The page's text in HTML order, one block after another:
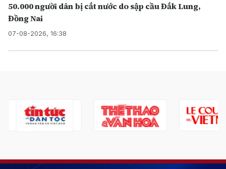
50.000 người dân bị cắt nước do sập cầu Đắk Lung,
Đồng Nai
07-08-2026, 16:38